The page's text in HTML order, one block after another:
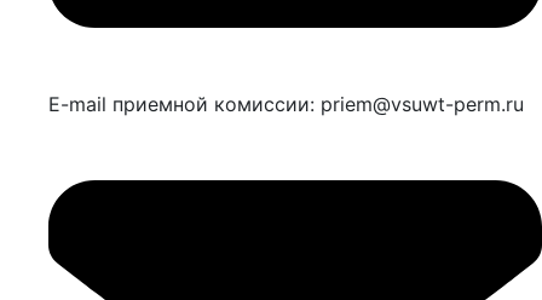
E-mail приемной комиссии: priem@vsuwt-perm.ru